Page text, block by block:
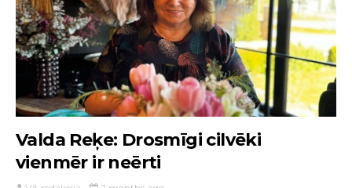
Valda Reķe: Drosmīgi cilvēki
vienmēr ir neērti